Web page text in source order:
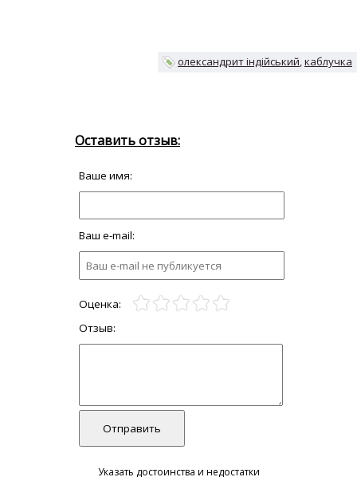
олександрит індійський каблучка